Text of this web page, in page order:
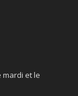
mardi et le